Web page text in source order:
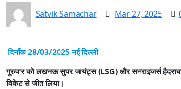
Satvik Samachar Mar 27, 2025
दिनाँक 28/03/2025 नई दिल्ली
गुरुवार को लखनऊ सुपर जायंट्स (LSG) और सनराइजर्स
विकेट से जीत लिया।